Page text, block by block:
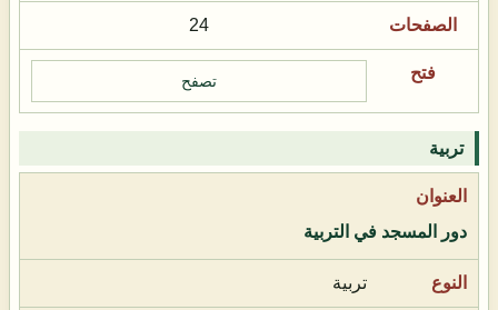
24
تصفح
تربية
دور المسجد في التربية
تربية